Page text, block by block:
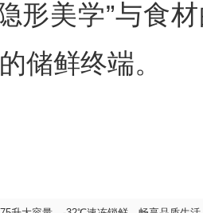
形美学”与食
储鲜终端。